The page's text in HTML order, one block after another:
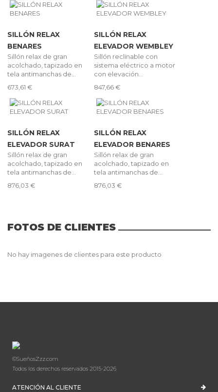
SILLÓN RELAX
BENARES
Sillón relax de gran
acolchado, tapizado en
tela antimanchas de...
673,61 €
SILLÓN RELAX
ELEVADOR WEMBLEY
Sillón reclinable con
sistema eléctrico a motor
con elevación...
847,66 €
SILLÓN RELAX
ELEVADOR SURAT
Sillón relax de gran
acolchado, tapizado en
tela antimanchas de...
876,03 €
SILLÓN RELAX
ELEVADOR BENARES
Sillón relax de gran
acolchado, tapizado en
tela antimanchas de...
876,03 €
FOTOS DE CLIENTES
No hay imagenes de clientes para este producto
©SueñosZzz.com
Todos los derechos reservados 2015-2026
ATENCIÓN AL CLIENTE